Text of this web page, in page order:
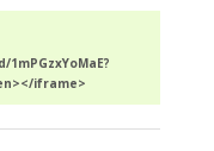
iframe>